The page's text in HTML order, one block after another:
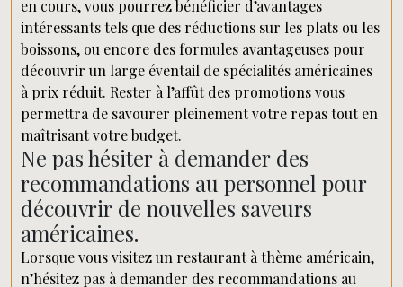
en cours, vous pourrez bénéficier d’avantages
intéressants tels que des réductions sur les plats ou les
boissons, ou encore des formules avantageuses pour
découvrir un large éventail de spécialités américaines
à prix réduit. Rester à l’affût des promotions vous
permettra de savourer pleinement votre repas tout en
maîtrisant votre budget.
Ne pas hésiter à demander des
recommandations au personnel pour
découvrir de nouvelles saveurs
américaines.
Lorsque vous visitez un restaurant à thème américain,
n’hésitez pas à demander des recommandations au